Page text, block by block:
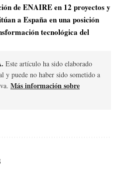
de ENAIRE en 12 proyectos y
a España en una posición
tecnológica del
Este artículo ha sido elaborado
y puede no haber sido sometido a
Más información sobre